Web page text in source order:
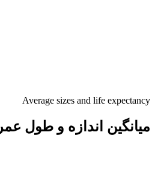
Average sizes and life expectancy
میانگین اندازه و طول عمر